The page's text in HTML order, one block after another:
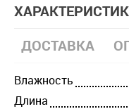
ДОСТАВКА
Влажность
Длина